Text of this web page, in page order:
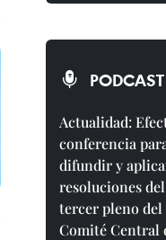
PODCAST
Actualidad:
conferencia
difundir y
resoluciones del
tercer pleno del
Comité Central